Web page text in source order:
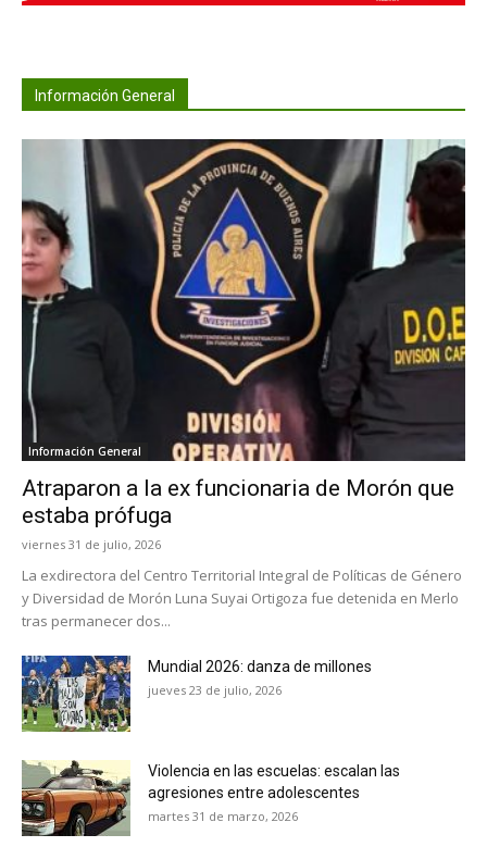
Información General
Información General
Atraparon a la ex funcionaria de Morón que
estaba prófuga
viernes 31 de julio, 2026
La exdirectora del Centro Territorial Integral de Políticas de Género
y Diversidad de Morón Luna Suyai Ortigoza fue detenida en Merlo
tras permanecer dos...
Mundial 2026: danza de millones
jueves 23 de julio, 2026
Violencia en las escuelas: escalan las
agresiones entre adolescentes
martes 31 de marzo, 2026